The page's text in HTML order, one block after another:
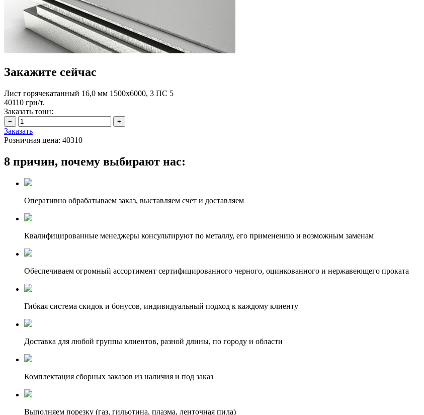
Закажите сейчас
Лист горячекатанный 16,0 мм 1500х6000, 3 ПС 5
40110 грн/т.
Заказать тонн:
Заказать
Розничная цена: 40310
8 причин, почему выбирают нас:
Оперативно обрабатываем заказ, выставляем счет и доставляем
Квалифицированные менеджеры консультируют по металлу, его применению и возможным заменам
Обеспечиваем огромный ассортимент сертифицированного черного, оцинкованного и нержавеющего проката
Гибкая система скидок и бонусов, индивидуальный подход к каждому клиенту
Доставка для любой группы клиентов, разной длины, по городу и области
Комплектация сборных заказов из наличия и под заказ
Выполняем порезку (газ, гильотина, плазма, ленточная пила)